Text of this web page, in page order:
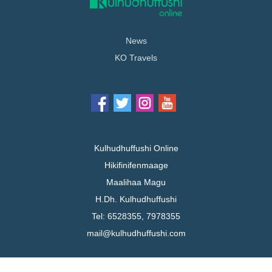
News
KO Travels
Kulhudhuffushi Online
Hikifinifenmaage
Maalihaa Magu
H.Dh. Kulhudhuffushi
Tel: 6528355, 7978355
mail@kulhudhuffushi.com